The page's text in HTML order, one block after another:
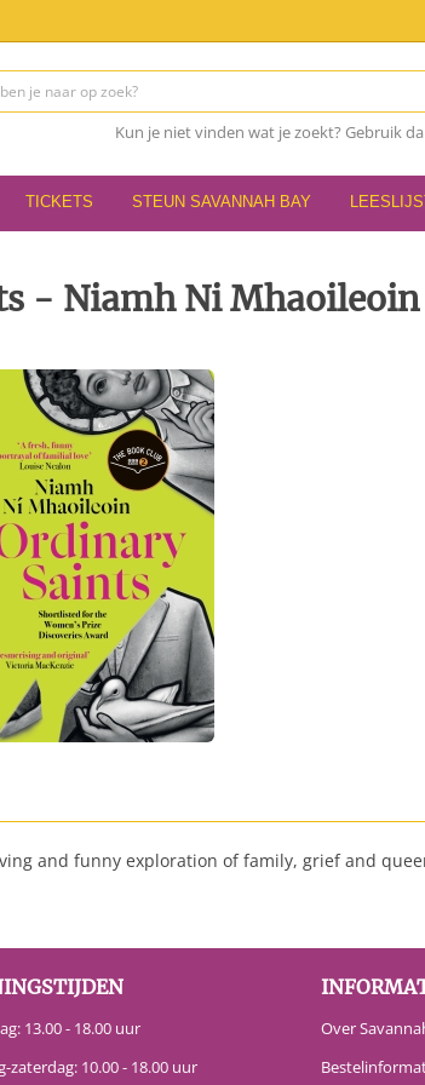
Kun je niet vinden wat je zoekt? Gebruik
TICKETS STEUN SAVANNAH BAY
- Niamh Ni Mhaoileoin
and funny exploration of family, grief and
13.00 - 18.00 uur
zaterdag: 10.00 - 18.00 uur
Over